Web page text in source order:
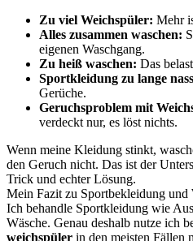
Zu viel Weichspüler: Mehr
Alles zusammen waschen:
eigenen Waschgang.
Zu heiß waschen: Das
Sportkleidung zu lange
Gerüche.
Geruchsproblem mit
verdeckt nur, es löst nichts.
Wenn meine Kleidung stinkt,
den Geruch nicht. Das ist der
Trick und echter Lösung.
Mein Fazit zu Sportbekleidung und
Ich behandle Sportkleidung wie
Wäsche. Genau deshalb nutze ich
weichspüler in den meisten Fällen